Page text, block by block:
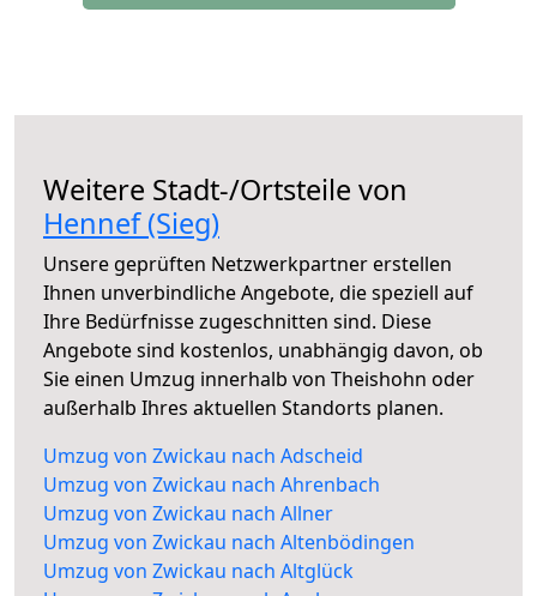
Weitere Stadt-/Ortsteile von
Hennef (Sieg)
Unsere geprüften Netzwerkpartner erstellen
Ihnen unverbindliche Angebote, die speziell auf
Ihre Bedürfnisse zugeschnitten sind. Diese
Angebote sind kostenlos, unabhängig davon, ob
Sie einen Umzug innerhalb von Theishohn oder
außerhalb Ihres aktuellen Standorts planen.
Umzug von Zwickau nach Adscheid
Umzug von Zwickau nach Ahrenbach
Umzug von Zwickau nach Allner
Umzug von Zwickau nach Altenbödingen
Umzug von Zwickau nach Altglück